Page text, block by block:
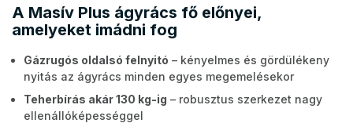
A Masív Plus ágyrács fő előnyei,
amelyeket imádni fog
Gázrugós oldalsó felnyitó – kényelmes és gördülékeny
nyitás az ágyrács minden egyes megemelésekor
Teherbírás akár 130 kg-ig – robusztus szerkezet nagy
ellenállóképességgel